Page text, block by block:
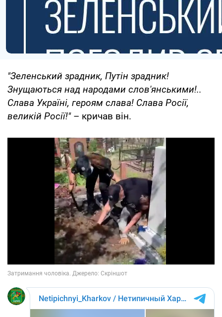
"Зеленський зрадник, Путін зрадник!
Знущаються над народами слов'янськими!..
Слава Україні, героям слава! Слава Росії,
великій Росії!"– кричав він.